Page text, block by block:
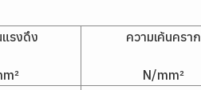
รงดึง ความเค้นคราก
N/mm²